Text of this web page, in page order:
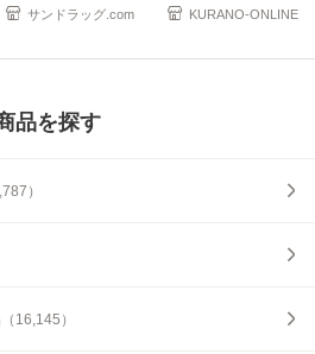
サンドラッグ.com
ー 交換
KURANO-ONLINE
品を探す
）
（ 16,145 ）